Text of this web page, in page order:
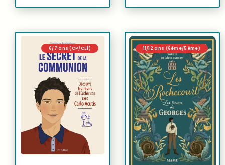
6/7 ans (CP/CE1) 11/12 ans (6ème/5ème)